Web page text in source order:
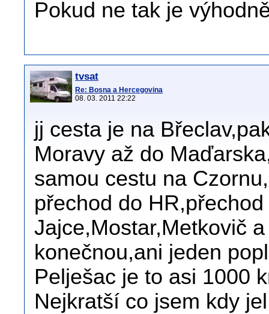
Pokud ne tak je
tvsat
Re: Bosna a Hercegovina
08. 03. 2011 22:22
jj cesta je na
Moravy až do
samou cestu na
přechod do
Jajce,Mostar,Metkovič
konečnou,ani jeden
Pelješac je to asi 1000
Nejkratší co jsem kdy